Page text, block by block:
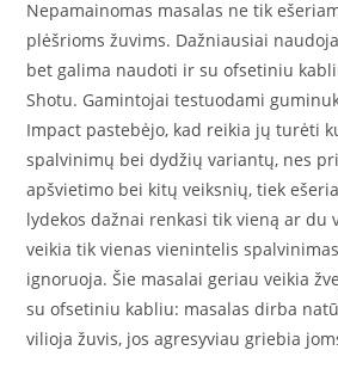
Nepamainomas masalas ne tik
plėšrioms žuvims. Dažniausiai
bet galima naudoti ir su ofsetiniu
Shotu. Gamintojai testuodami
Impact pastebėjo, kad reikia jų turėti
spalvinimų bei dydžių variantų, nes
apšvietimo bei kitų veiksnių, tiek
lydekos dažnai renkasi tik vieną ar du
veikia tik vienas vienintelis
ignoruoja. Šie masalai geriau veikia
su ofsetiniu kabliu: masalas dirba
vilioja žuvis, jos agresyviau griebia